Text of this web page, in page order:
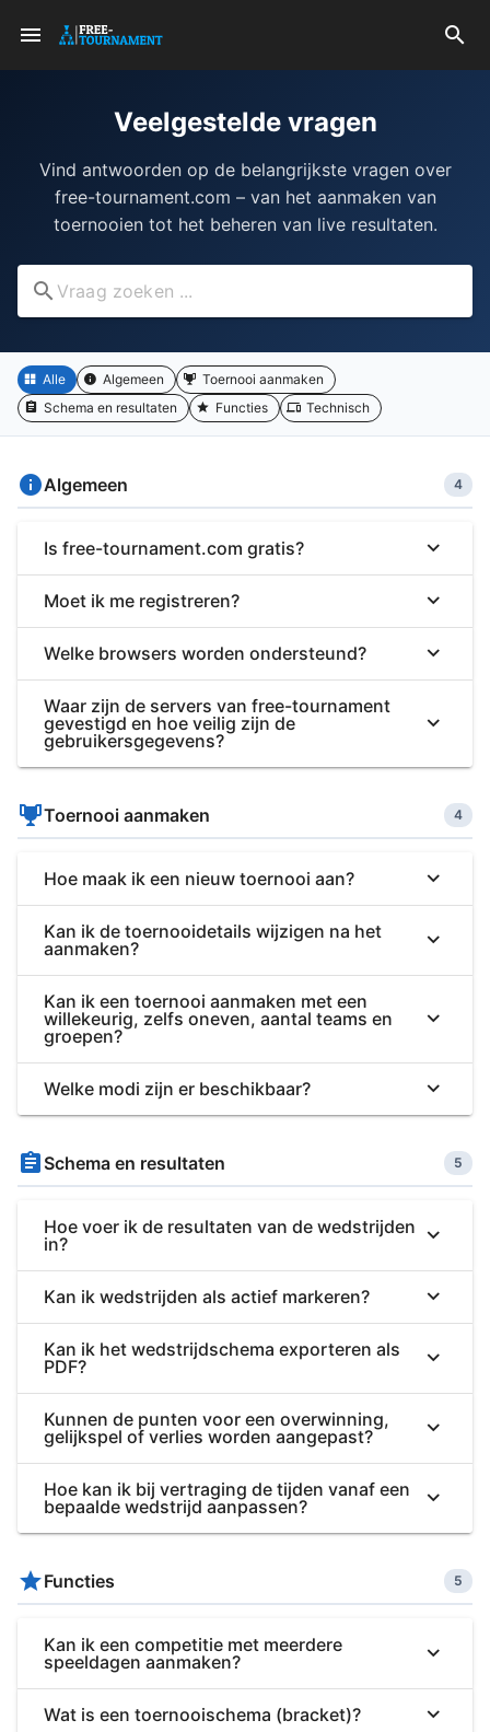
Veelgestelde vragen
Vind antwoorden op de belangrijkste vragen over
free-tournament.com – van het aanmaken van
toernooien tot het beheren van live resultaten.
Alle Algemeen
Toernooi aanmaken
Schema en resultaten
Functies Technisch
Algemeen 4
Is free-tournament.com gratis?
Moet ik me registreren?
Welke browsers worden ondersteund?
Waar zijn de servers van free-tournament
gevestigd en hoe veilig zijn de
gebruikersgegevens?
Toernooi aanmaken 4
Hoe maak ik een nieuw toernooi aan?
Kan ik de toernooidetails wijzigen na het
aanmaken?
Kan ik een toernooi aanmaken met een
willekeurig, zelfs oneven, aantal teams en
groepen?
Welke modi zijn er beschikbaar?
Schema en resultaten 5
Hoe voer ik de resultaten van de wedstrijden
in?
Kan ik wedstrijden als actief markeren?
Kan ik het wedstrijdschema exporteren als
PDF?
Kunnen de punten voor een overwinning,
gelijkspel of verlies worden aangepast?
Hoe kan ik bij vertraging de tijden vanaf een
bepaalde wedstrijd aanpassen?
Functies 5
Kan ik een competitie met meerdere
speeldagen aanmaken?
Wat is een toernooischema (bracket)?